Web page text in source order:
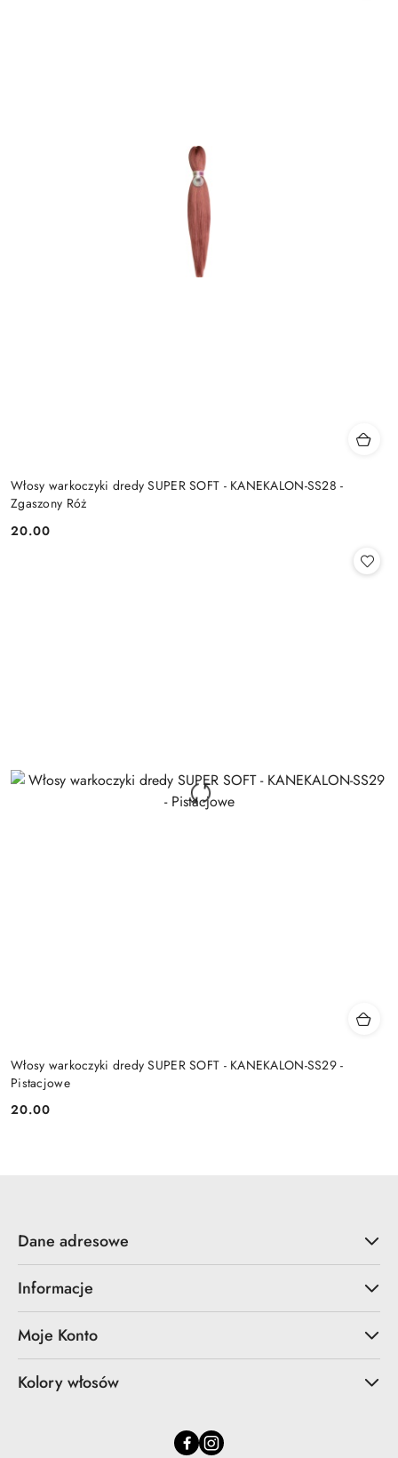
Włosy warkoczyki dredy SUPER SOFT - KANEKALON-SS28 -
Zgaszony Róż
Cena:
20.00
Włosy warkoczyki dredy SUPER SOFT - KANEKALON-SS29 -
Pistacjowe
Cena:
20.00
Dane adresowe
Informacje
Moje Konto
Kolory włosów